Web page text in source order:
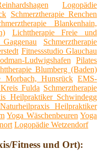
Logopädie
Schmerztherapie Renchen
Blankenhain,
Lichttherapie Freie und
Schmerztherapie
Fitnessstudio Glauchau
Ludwigshafen
Pilates
Blumberg (Baden)
Morbach, Hunsrück EMS-
Fulda Schmerztherapie
Heilpraktiker Schwindegg
Naturheilpraxis Heilpraktiker
Yoga Wäschenbeuren Yoga
Logopädie Wetzendorf
Fitness und Ort):